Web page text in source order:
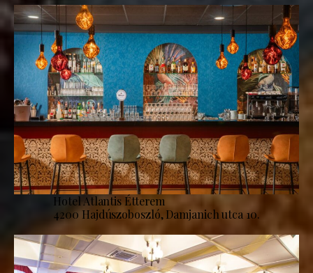
Hotel Atlantis Étterem
4200 Hajdúszoboszló, Damjanich utca 10.